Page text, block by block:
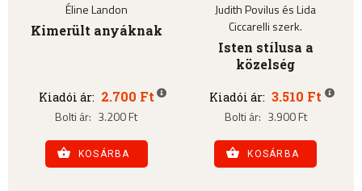
Éline Landon
Kimerült anyáknak
Kiadói ár: 2.700 Ft
Bolti ár: 3.200 Ft
KOSÁRBA
Judith Povilus és Lida
Ciccarelli szerk.
Isten stílusa a
közelség
Kiadói ár: 3.510 Ft
Bolti ár: 3.900 Ft
KOSÁRBA